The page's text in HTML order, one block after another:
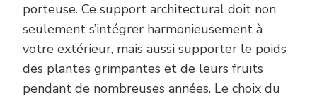
porteuse. Ce support architectural doit non
seulement s’intégrer harmonieusement à
votre extérieur, mais aussi supporter le poids
des plantes grimpantes et de leurs fruits
pendant de nombreuses années. Le choix du